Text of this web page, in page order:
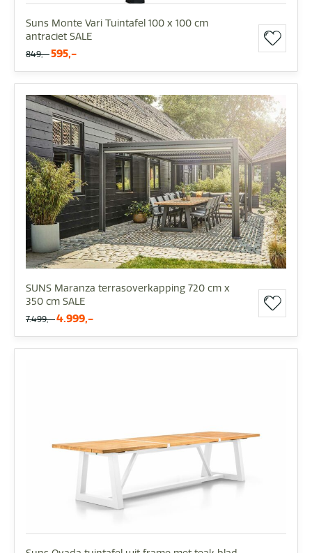
Suns Monte Vari Tuintafel 100 x 100 cm
antraciet SALE
849,- 595,-
SUNS Maranza terrasoverkapping 720 cm x
350 cm SALE
7.499,- 4.999,-